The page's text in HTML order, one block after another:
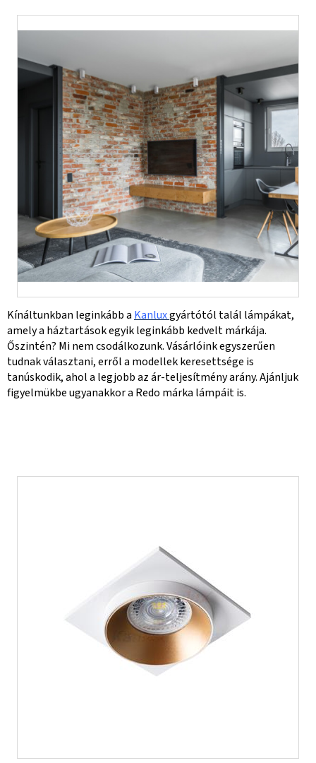
Kínáltunkban leginkább a Kanluxgyártótól talál lámpákat,
amely a háztartások egyik leginkább kedvelt márkája.
Őszintén? Mi nem csodálkozunk. Vásárlóink egyszerűen
tudnak választani, erről a modellek keresettsége is
tanúskodik, ahol a legjobb az ár-teljesítmény arány. Ajánljuk
figyelmükbe ugyanakkor a Redo márka lámpáit is.